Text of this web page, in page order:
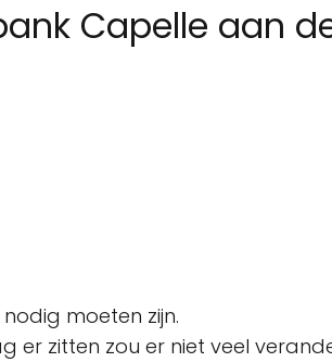
Capelle aan
moeten zijn.
er zitten zou er niet veel